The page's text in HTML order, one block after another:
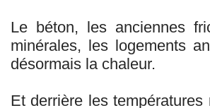
Le béton, les anciennes
minérales, les logements
désormais la chaleur.
Et derrière les